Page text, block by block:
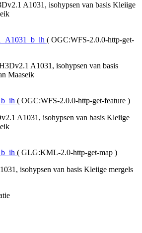
A1031, isohypsen van basis Kleiige
( OGC:WFS-2.0.0-http-get-
A1031, isohypsen van basis
Maaseik
( OGC:WFS-2.0.0-http-get-feature )
A1031, isohypsen van basis Kleiige
( GLG:KML-2.0-http-get-map )
isohypsen van basis Kleiige mergels